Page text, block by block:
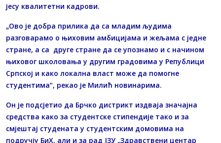
јесу квалитетни кадрови.
„Ово је добра прилика да са младим људима
разговарамо о њиховим амбицијама и жељама с једне
стране, а са друге стране да се упознамо и с начином
њиховог школовања у другим градовима у Републици
Српској и како локална власт може да помогне
студентима“, рекао је Милић новинарима.
Он је подсјетио да Брчко дистрикт издваја значајна
средства како за студентске стипендије тако и за
смјештај студената у студентским домовима на
подручју БиХ, али и за рад ЈЗУ „Здравствени центар